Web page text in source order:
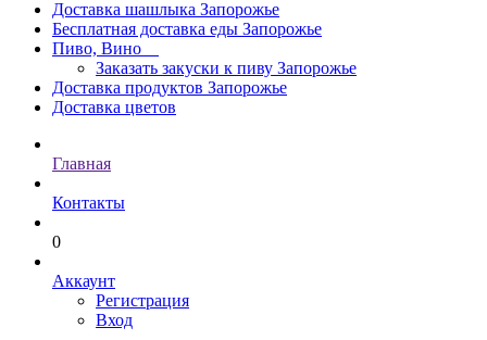
Доставка шашлыка Запорожье
Бесплатная доставка еды Запорожье
Пиво, Вино
Заказать закуски к пиву Запорожье
Доставка продуктов Запорожье
Доставка цветов
Главная
Контакты
0
Аккаунт
Регистрация
Вход